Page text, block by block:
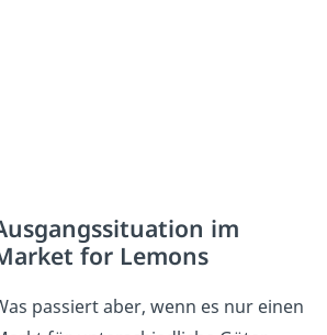
im
for Lemons
passiert aber, wenn es nur einen